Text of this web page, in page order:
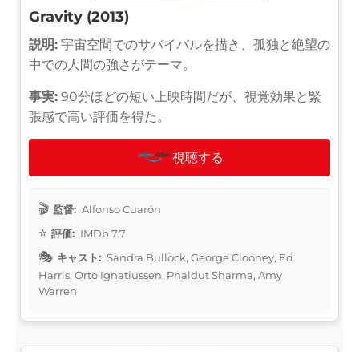
Gravity (2013)
説明: 宇宙空間でのサバイバルを描き、孤独と絶望の
中での人間の強さがテーマ。
事実: 90分ほどの短い上映時間だが、視覚効果と緊
張感で高い評価を得た。
視聴する
監督: Alfonso Cuarón
評価: IMDb 7.7
キャスト: Sandra Bullock, George Clooney, Ed
Harris, Orto Ignatiussen, Phaldut Sharma, Amy
Warren